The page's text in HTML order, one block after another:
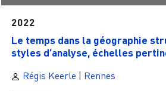
2022
Le temps dans la géographie
styles d’analyse, échelles
Régis Keerle Rennes